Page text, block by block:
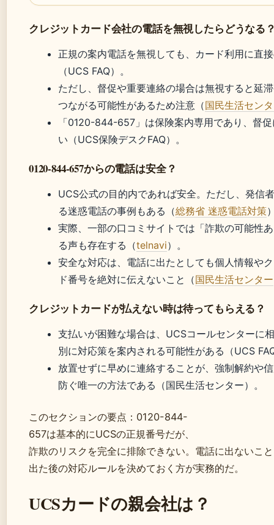
クレジットカード会社の電話を無視したらどうなる
正規の案内電話を無視しても、カード利用に直
（UCS FAQ）。
ただし、督促や重要連絡の場合は無視すると延
つながる可能性があるため注意（国民生活セン
「0120-844-657」は保険案内専用であり、督
い（UCS保険デスクFAQ）。
0120-844-657からの電話は安全？
UCS公式の目的内であれば安全。ただし、発信
る迷惑電話の事例もある（総務省 迷惑電話対策
実際、一部の口コミサイトでは「詐欺の可能性
る声も存在する（telnavi）。
安全な対応は、電話に出たとしても個人情報や
ド番号を絶対に伝えないこと（国民生活センター
クレジットカードが払えない時は待ってもらえる？
支払いが困難な場合は、UCSコールセンターに
別に対応策を案内される可能性がある（UCS
放置せずに早めに連絡することが、強制解約や
防ぐ唯一の方法である（国民生活センター）。
このセクションの要点：0120-844-
657は基本的にUCSの正規番号だが、
詐欺のリスクを完全に排除できない。電話に出ないこ
出た後の対応ルールを決めておく方が実務的だ。
UCSカードの親会社は？